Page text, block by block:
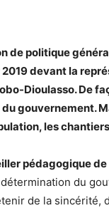
de politique
devant la
Dioulasso. De
gouvernement.
les
pédagogique
détermination du
de la